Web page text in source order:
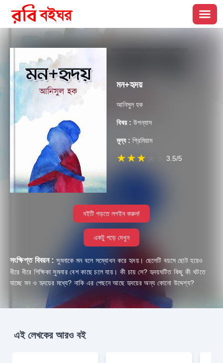
মন+হৃদয়
আনিসুল হক
বিষয় : উপন্যাস
মূল্য : প্রিমিয়াম
★★★ 3.5/5
বইটি পড়তে লগইন করুন!
একটু পড়ে দেখুন
সংক্ষিপ্ত বিবরন : সুমনাকে মন বলে সম্বোধন করে হৃদয়। ছেলেটি বয়সে ছোট হয়েও
ধীরে ধীরে শিক্ষিকা সুমনার বেশ কাছে চলে যায়। কী চায় সে? হৃদয়ঘটিত কিছু কী ঘটতে
যাচ্ছে মন ও হৃদয়ের মধ্যে? নাকি এর পেছনে আছে হৃদয়ের অন্য কোনো উদ্দেশ্য?
এই লেখকের আরও বই